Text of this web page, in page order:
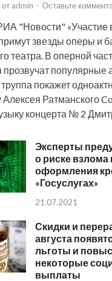
от admin - Оставьте
"Новости" «Участие
звезды оперы и
театра. В оперной
популярные
покажет
Алексея Ратманского
концерта № 2
Эксперты
о риске взлома
оформления
«Госуслугах»
21.07.2021
Скидки и
августа
льготы и
некоторые
выплаты